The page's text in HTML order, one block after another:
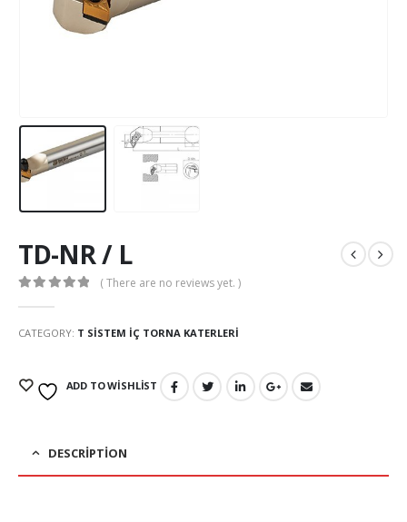
TD-NR / L
( There are no reviews yet. )
CATEGORY: T SİSTEM İÇ TORNA KATERLERİ
ADD TO WISHLIST
DESCRIPTION